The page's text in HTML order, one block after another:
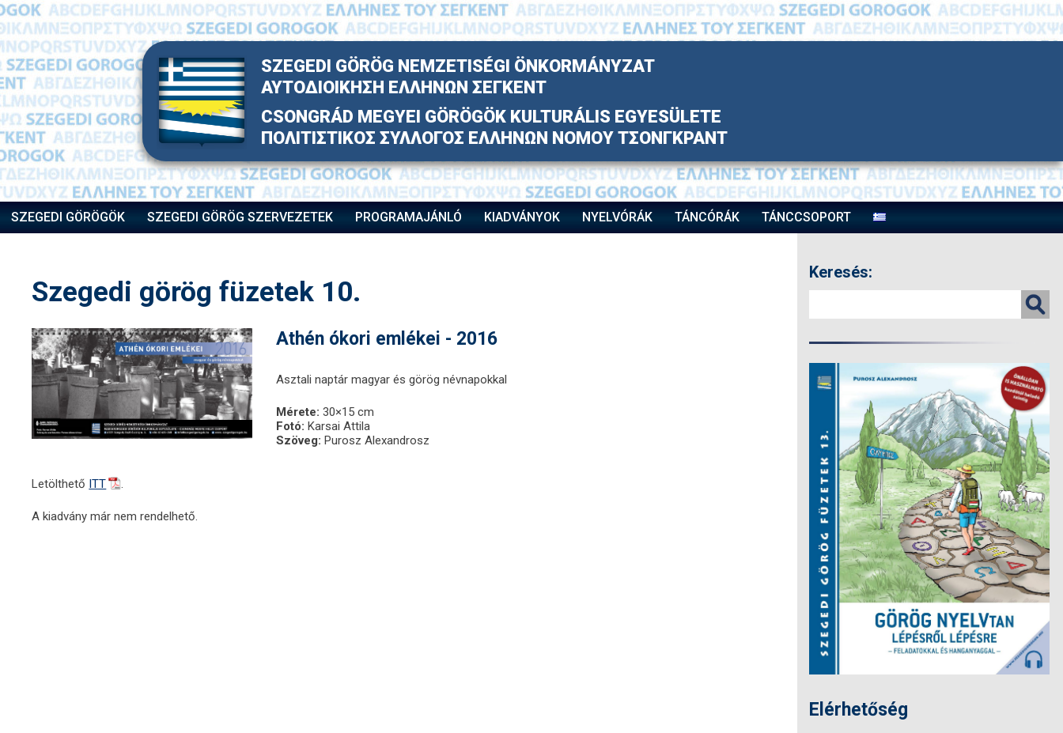
Skip
to
content
SZEGEDI GÖRÖG NEMZETISÉGI ÖNKORMÁNYZAT
ΑΥΤΟΔΙΟΙΚΗΣΗ ΕΛΛΗΝΩΝ ΣΕΓΚΕΝΤ
CSONGRÁD MEGYEI GÖRÖGÖK KULTURÁLIS EGYESÜLETE
ΠΟΛΙΤΙΣΤΙΚΟΣ ΣΥΛΛΟΓΟΣ ΕΛΛΗΝΩΝ ΝΟΜΟΥ ΤΣΟΝΓΚΡΑΝΤ
SZEGEDI GÖRÖGÖK SZEGEDI GÖRÖG SZERVEZETEK PROGRAMAJÁNLÓ KIADVÁNYOK NYELVÓRÁK TÁNCÓRÁK TÁNCCSOPORT
Szegedi görög füzetek 10.
Athén ókori emlékei - 2016
Asztali naptár magyar és görög névnapokkal
Mérete: 30×15 cm
Fotó: Karsai Attila
Szöveg: Purosz Alexandrosz
Letölthető ITT .
A kiadvány már nem rendelhető.
Keresés:
Elérhetőség